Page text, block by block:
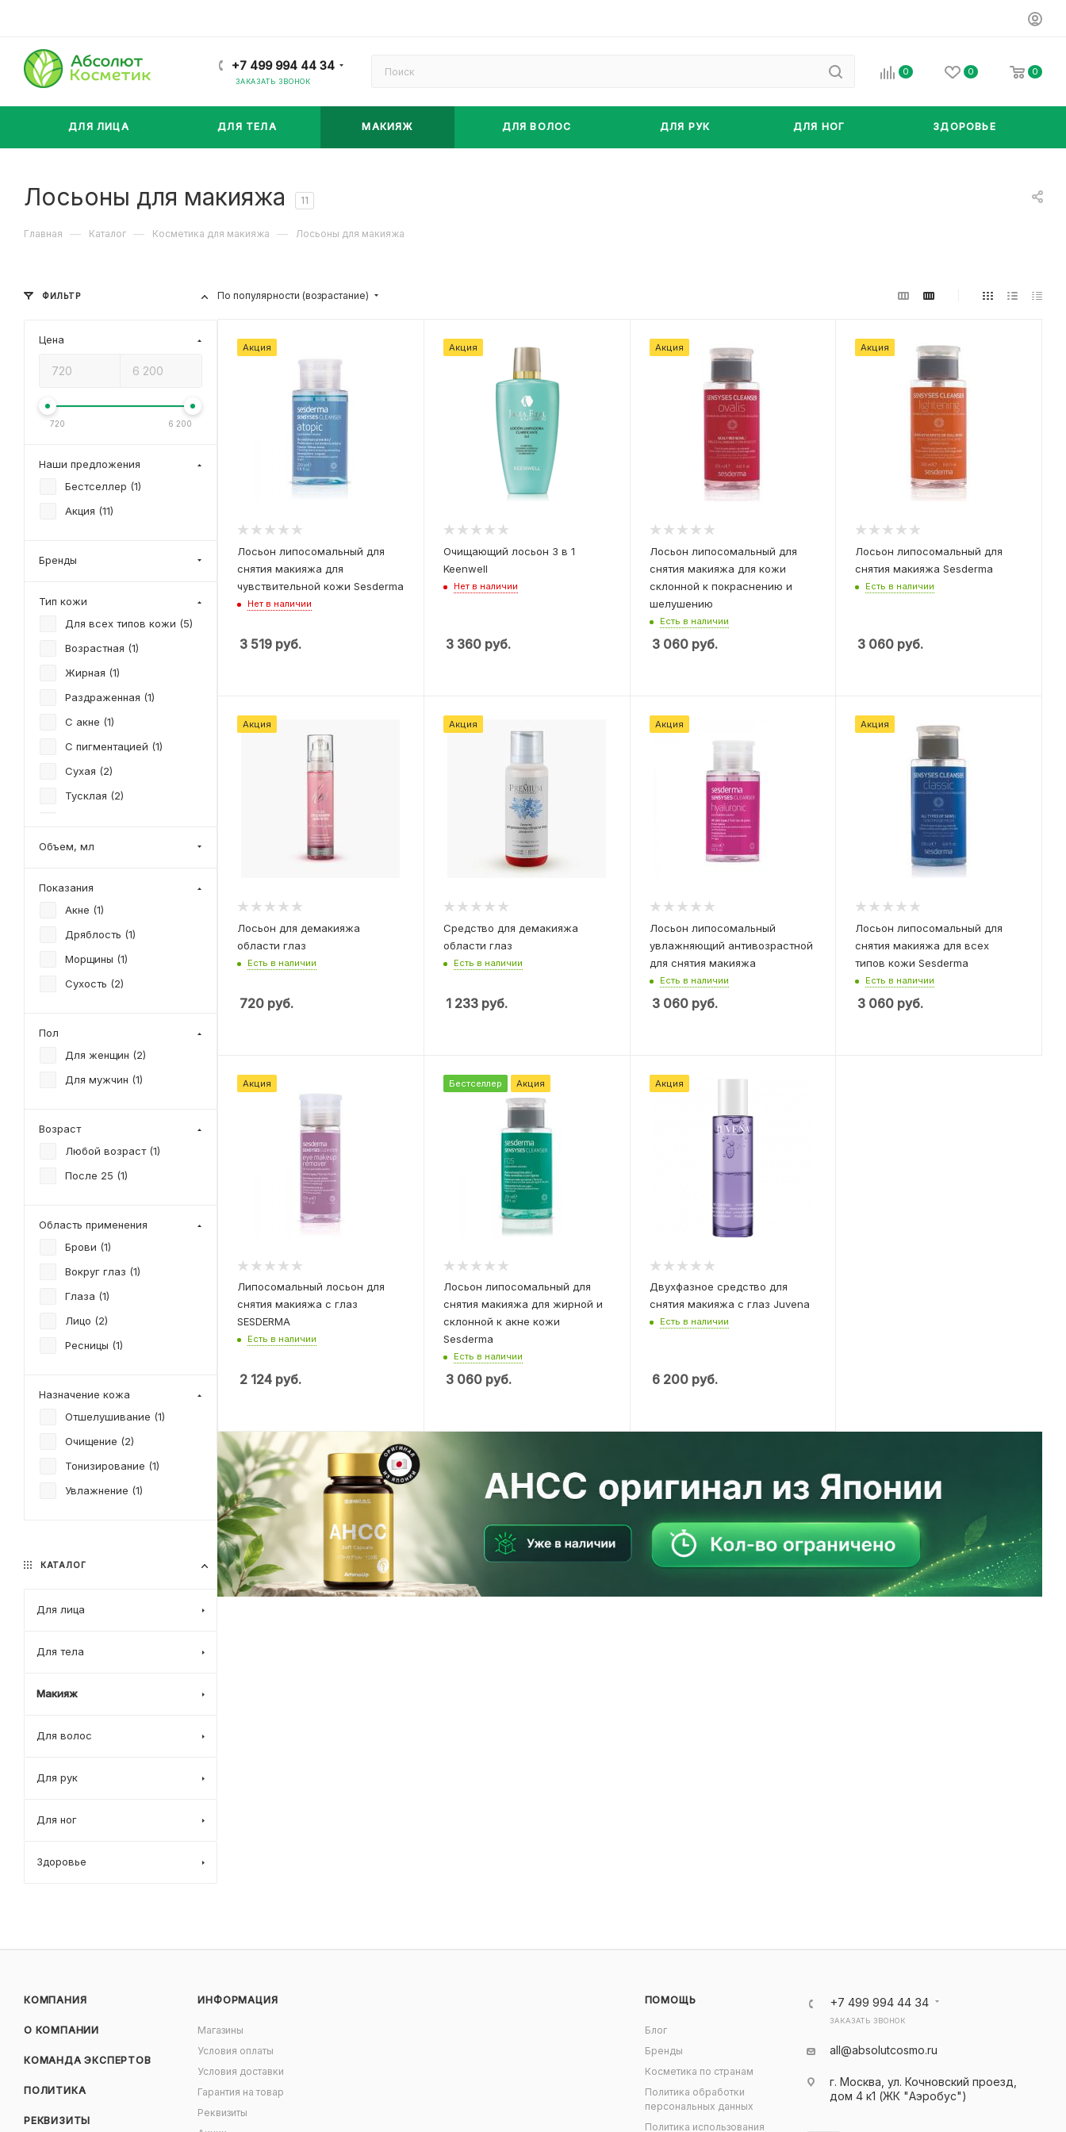
+7 499 994 44 34
ЗАКАЗАТЬ ЗВОНОК
0 0 0
ДЛЯ ЛИЦА ДЛЯ ТЕЛА МАКИЯЖ ДЛЯ ВОЛОС ДЛЯ РУК ДЛЯ НОГ ЗДОРОВЬЕ
Лосьоны для макияжа 11
Главная — Каталог — Косметика для макияжа — Лосьоны для макияжа
По популярности (возрастание)
Акция
Лосьон липосомальный для
снятия макияжа для
чувствительной кожи Sesderma
Нет в наличии
3 519 руб.
Акция
Очищающий лосьон 3 в 1
Keenwell
Нет в наличии
3 360руб.
Акция
Лосьон липосомальный для
снятия макияжа для кожи
склонной к покраснению и
шелушению
Есть в наличии
3 060руб.
Акция
Лосьон липосомальный для
снятия макияжа Sesderma
Есть в наличии
3 060 руб.
Акция
Лосьон для демакияжа
области глаз
Есть в наличии
720 руб.
Акция
Средство для демакияжа
области глаз
Есть в наличии
1 233руб.
Акция
Лосьон липосомальный
увлажняющий антивозрастной
для снятия макияжа
Есть в наличии
3 060руб.
Акция
Лосьон липосомальный для
снятия макияжа для всех
типов кожи Sesderma
Есть в наличии
3 060 руб.
Акция
Липосомальный лосьон для
снятия макияжа с глаз
SESDERMA
Есть в наличии
2 124 руб.
Бестселлер Акция
Лосьон липосомальный для
снятия макияжа для жирной и
склонной к акне кожи
Sesderma
Есть в наличии
3 060руб.
Акция
Двухфазное средство для
снятия макияжа с глаз Juvena
Есть в наличии
6 200руб.
КАТАЛОГ
Для лица
Для тела
Макияж
Для волос
Для рук
Для ног
Здоровье
ФИЛЬТР
Цена
720 6 200
Наши предложения
Бестселлер (1)
Акция (11)
Бренды
Тип кожи
Для всех типов кожи (5)
Возрастная (1)
Жирная (1)
Раздраженная (1)
С акне (1)
С пигментацией (1)
Сухая (2)
Тусклая (2)
Уставшая (
Объем, мл
Показания
Акне (1)
Дряблость (1)
Морщины (1)
Сухость (2)
Пол
Для женщин (2)
Для мужчин (1)
Возраст
Любой возраст (1)
После 25 (1)
Область применения
Брови (1)
Вокруг глаз (1)
Глаза (1)
Лицо (2)
Ресницы (1)
Назначение кожа
Отшелушивание (1)
Очищение (2)
Тонизирование (1)
Увлажнение (1)
КОМПАНИЯ
О КОМПАНИИ
КОМАНДА ЭКСПЕРТОВ
ПОЛИТИКА
РЕКВИЗИТЫ
ИНФОРМАЦИЯ
Магазины
Условия оплаты
Условия доставки
Гарантия на товар
Реквизиты
ПОМОЩЬ
Блог
Бренды
Косметика по странам
Политика обработки
персональных данных
Политика использования
+7 499 994 44 34
ЗАКАЗАТЬ ЗВОНОК
all@absolutcosmo.ru
г. Москва, ул. Кочновский проезд,
дом 4 к1 (ЖК "Аэробус")